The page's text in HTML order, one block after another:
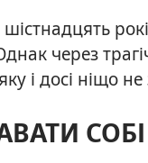
через
і досі ніщо